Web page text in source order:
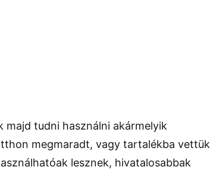
majd tudni használni akármelyik
megmaradt, vagy tartalékba vettük
lesznek, hivatalosabbak